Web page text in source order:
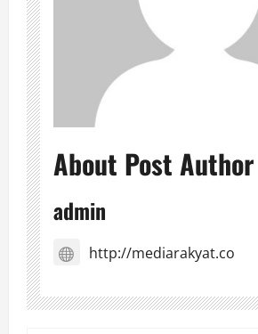
About Post Author
admin
http://mediarakyat.co